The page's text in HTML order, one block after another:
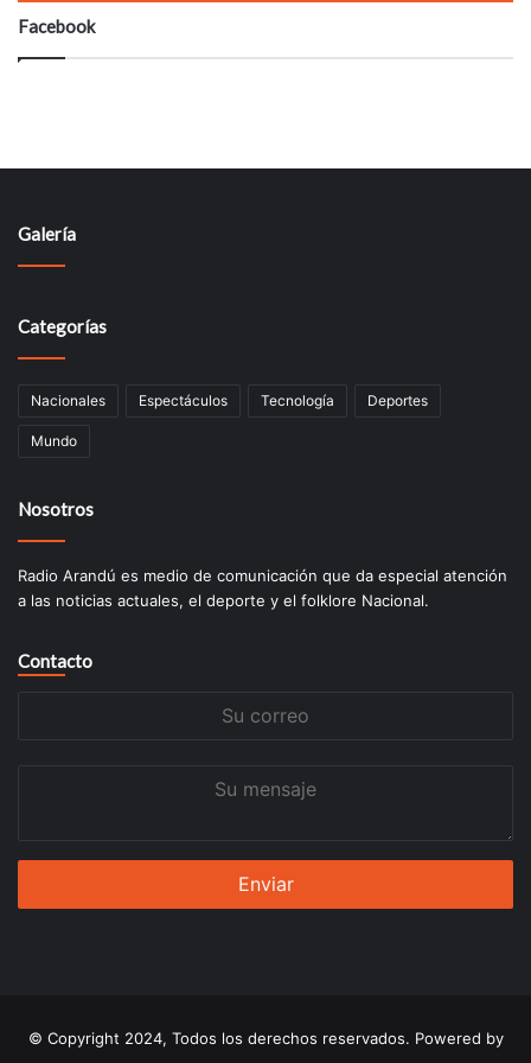
Facebook
Galería
Categorías
Nacionales Espectáculos Tecnologí­a Deportes
Mundo
Nosotros
Radio Arandú es medio de comunicación que da especial atención
a las noticias actuales, el deporte y el folklore Nacional.
Contacto
© Copyright 2024, Todos los derechos reservados. Powered by